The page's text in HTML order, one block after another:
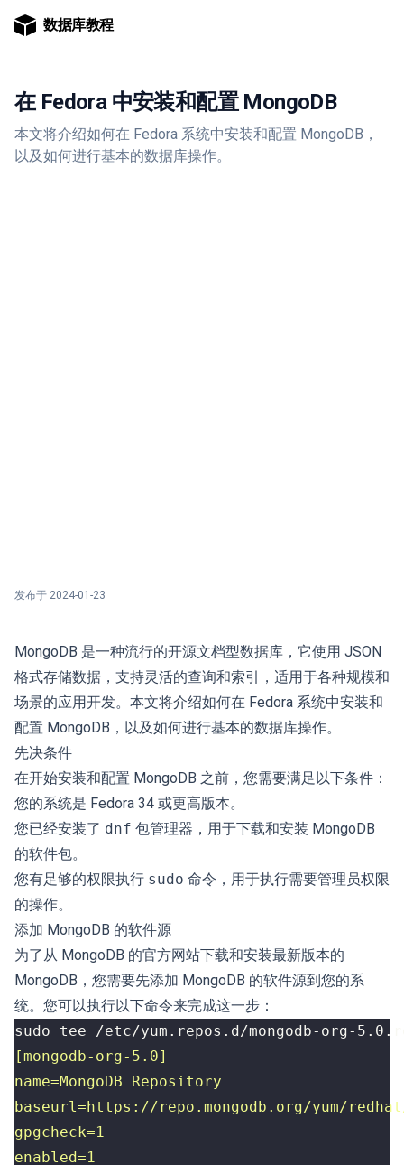
数据库教程
在 Fedora 中安装和配置 MongoDB
本文将介绍如何在 Fedora 系统中安装和配置 MongoDB，
以及如何进行基本的数据库操作。
发布于 2024-01-23
MongoDB 是一种流行的开源文档型数据库，它使用 JSON
格式存储数据，支持灵活的查询和索引，适用于各种规模和
场景的应用开发。本文将介绍如何在 Fedora 系统中安装和
配置 MongoDB，以及如何进行基本的数据库操作。
先决条件
在开始安装和配置 MongoDB 之前，您需要满足以下条件：
您的系统是 Fedora 34 或更高版本。
您已经安装了 dnf 包管理器，用于下载和安装 MongoDB
的软件包。
您有足够的权限执行 sudo 命令，用于执行需要管理员权限
的操作。
添加 MongoDB 的软件源
为了从 MongoDB 的官方网站下载和安装最新版本的
MongoDB，您需要先添加 MongoDB 的软件源到您的系
统。您可以执行以下命令来完成这一步：
sudo tee /etc/yum.repos.d/mongodb-org-